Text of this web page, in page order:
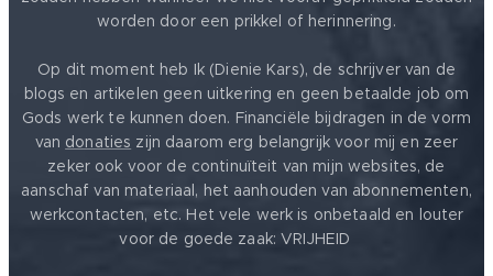
worden door een prikkel of herinnering.
Op dit moment heb Ik (Dienie Kars), de schrijver van de
blogs en artikelen geen uitkering en geen betaalde job om
Gods werk te kunnen doen. Financiële bijdragen in de vorm
van donaties zijn daarom erg belangrijk voor mij en zeer
zeker ook voor de continuïteit van mijn websites, de
aanschaf van materiaal, het aanhouden van abonnementen,
werkcontacten, etc. Het vele werk is onbetaald en louter
voor de goede zaak: VRIJHEID ❤️